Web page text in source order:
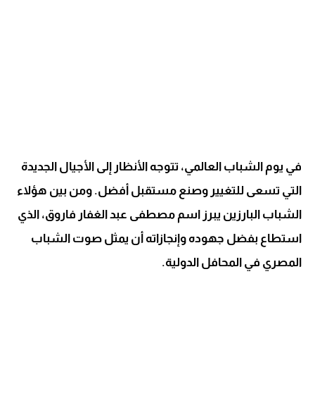
في يوم الشباب العالمي، تتوجه الأنظار إلى الأجيال الجديدة
التي تسعى للتغيير وصنع مستقبل أفضل. ومن بين هؤلاء
الشباب البارزين يبرز اسم مصطفى عبد الغفار فاروق، الذي
استطاع بفضل جهوده وإنجازاته أن يمثل صوت الشباب
المصري في المحافل الدولية.